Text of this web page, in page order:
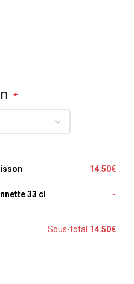
*
14.50€
33 cl -
Sous-total 14.50€